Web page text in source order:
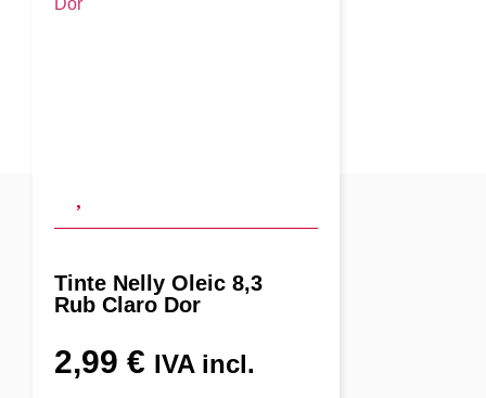
Tinte Nelly Oleic 8,3
Rub Claro Dor
2,99 € IVA incl.